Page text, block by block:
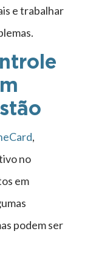
e trabalhar
,
no
em
podem ser